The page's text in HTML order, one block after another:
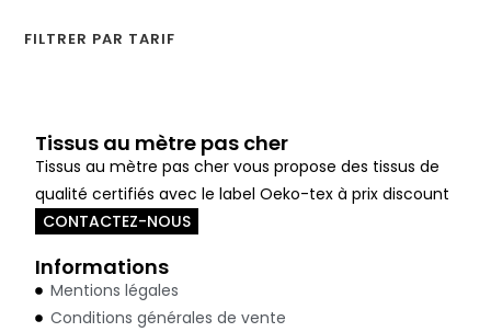
FILTRER PAR TARIF
Tissus au mètre pas cher
Tissus au mètre pas cher vous propose des tissus de
qualité certifiés avec le label Oeko-tex à prix discount
CONTACTEZ-NOUS
Informations
Mentions légales
Conditions générales de vente